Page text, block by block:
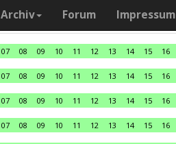
Archiv Forum Impressum
07 08 09 10 11 12 13 14 15 16
07 08 09 10 11 12 13 14 15 16
07 08 09 10 11 12 13 14 15 16
07 08 09 10 11 12 13 14 15 16